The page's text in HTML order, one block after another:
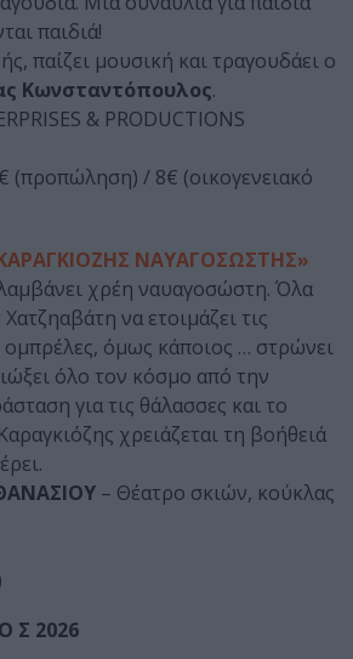
παιδιά!
παίζει μουσική και τραγουδάει ο
Κωνσταντόπουλος.
& PRODUCTIONS
(προπώληση) / 8€ (οικογενειακό
ΝΑΥΑΓΟΣΩΣΤΗΣ»
χρέη ναυαγοσώστη. Όλα
να ετοιμάζει τις
ομπρέλες, όμως κάποιος … στρώνει
όλο τον κόσμο από την
για τις θάλασσες και το
χρειάζεται τη βοήθειά
– Θέατρο σκιών, κούκλας
Σ 2026